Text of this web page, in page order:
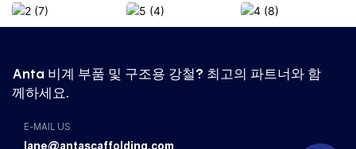
Anta 비계 부품 및 구조용 강철? 최고의 파트너와 함
께하세요.
E-MAIL US
lane@antascaffolding.com